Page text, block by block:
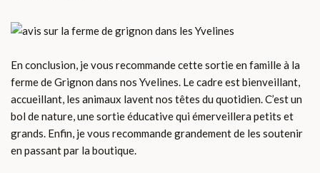
En conclusion, je vous recommande cette sortie en famille à la
ferme de Grignon dans nos Yvelines. Le cadre est bienveillant,
accueillant, les animaux lavent nos têtes du quotidien. C’est un
bol de nature, une sortie éducative qui émerveillera petits et
grands. Enfin, je vous recommande grandement de les soutenir
en passant par la boutique.